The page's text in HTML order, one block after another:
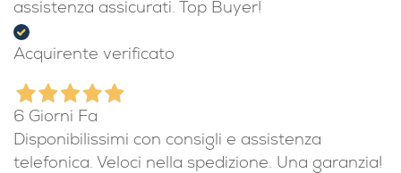
assistenza assicurati. Top Buyer!
Acquirente verificato
6 Giorni Fa
Disponibilissimi con consigli e assistenza
telefonica. Veloci nella spedizione. Una garanzia!